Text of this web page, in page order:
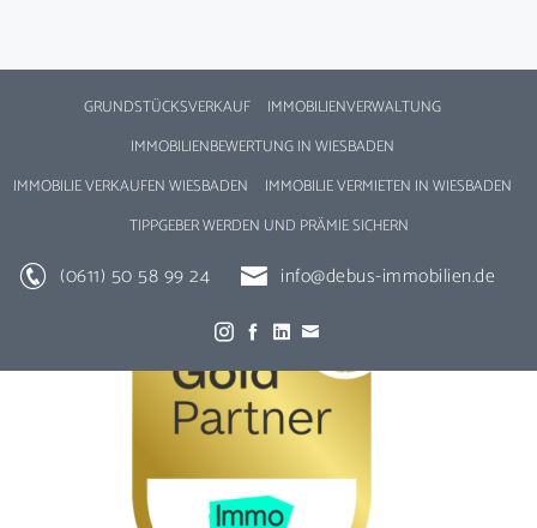
GRUNDSTÜCKSVERKAUF
IMMOBILIENVERWALTUNG
IMMOBILIENBEWERTUNG IN WIESBADEN
IMMOBILIE VERKAUFEN WIESBADEN
IMMOBILIE VERMIETEN IN WIESBADEN
TIPPGEBER WERDEN UND PRÄMIE SICHERN
(0611) 50 58 99 24 info@debus-immobilien.de